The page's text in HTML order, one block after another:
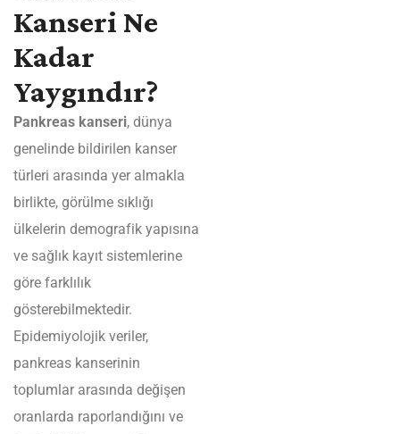
Kanseri Ne
Kadar
Yaygındır?
Pankreas kanseri, dünya
genelinde bildirilen kanser
türleri arasında yer almakla
birlikte, görülme sıklığı
ülkelerin demografik yapısına
ve sağlık kayıt sistemlerine
göre farklılık
gösterebilmektedir.
Epidemiyolojik veriler,
pankreas kanserinin
toplumlar arasında değişen
oranlarda raporlandığını ve